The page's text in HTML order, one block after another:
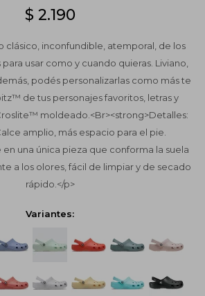
$ 2.190
clásico, inconfundible, atemporal, de los
usar como y cuando quieras. Liviano,
podés personalizarlas como más te
de tus personajes favoritos, letras y
moldeado.<Br><strong>Detalles:
amplio, más espacio para el pie.
una única pieza que conforma la suela
a los olores, fácil de limpiar y de secado
rápido.</p>
Variantes: